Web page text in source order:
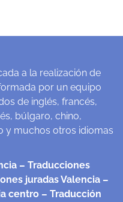
a la realización de
por un equipo
de inglés, francés,
búlgaro, chino,
y muchos otros idiomas
– Traducciones
juradas Valencia –
centro – Traducción